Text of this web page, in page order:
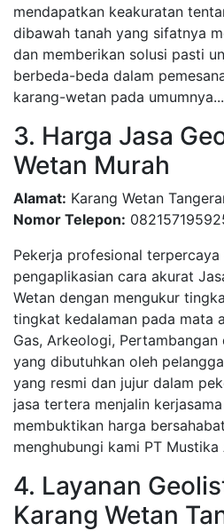
mendapatkan keakuratan
dibawah tanah yang sifatnya
dan memberikan solusi pasti
berbeda-beda dalam
karang-wetan pada umumnya...
3. Harga Jasa
Wetan Murah
Alamat: Karang Wetan
Nomor Telepon:
Pekerja profesional
pengaplikasian cara akurat
Wetan dengan mengukur
tingkat kedalaman pada mata
Gas, Arkeologi, Pertambangan
yang dibutuhkan oleh
yang resmi dan jujur dalam
jasa tertera menjalin
membuktikan harga
menghubungi kami PT Mustika
4. Layanan
Karang Wetan